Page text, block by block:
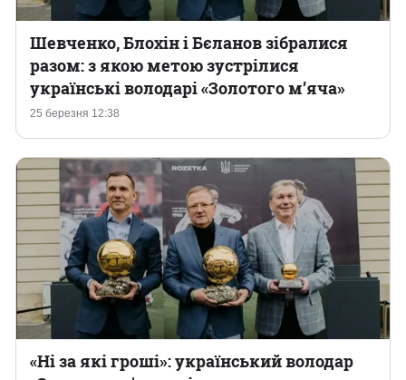
25 березня 12:38
Шевченко, Блохін і Бєланов зібралися
разом: з якою метою зустрілися
українські володарі «Золотого м’яча‎»
«Ні за які гроші»: український володар